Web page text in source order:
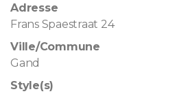
Adresse
Frans Spaestraat 24
Ville/Commune
Gand
Style(s)